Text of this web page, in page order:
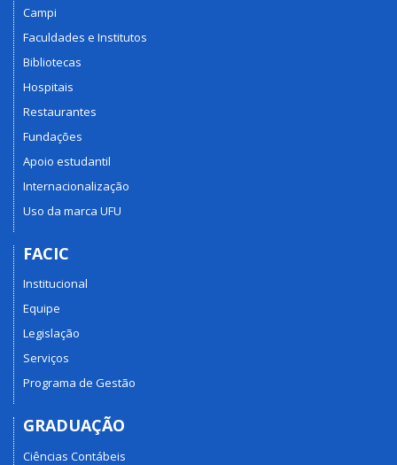
Campi
Faculdades e Institutos
Bibliotecas
Hospitais
Restaurantes
Fundações
Apoio estudantil
Internacionalização
Uso da marca UFU
FACIC
Institucional
Equipe
Legislação
Serviços
Programa de Gestão
GRADUAÇÃO
Ciências Contábeis